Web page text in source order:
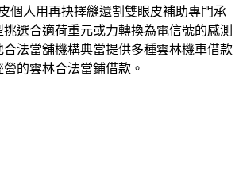
個人用再抉擇縫還割雙眼皮補助專門承
挑選合適荷重元或力轉換為電信號的感測
法當舖機構典當提供多種雲林機車借款
營的雲林合法當鋪借款。